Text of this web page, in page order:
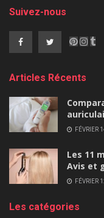
Suivez-nous
Articles Récents
FÉVRIER
Les 11
Avis et
FÉVRIER
Les catégories